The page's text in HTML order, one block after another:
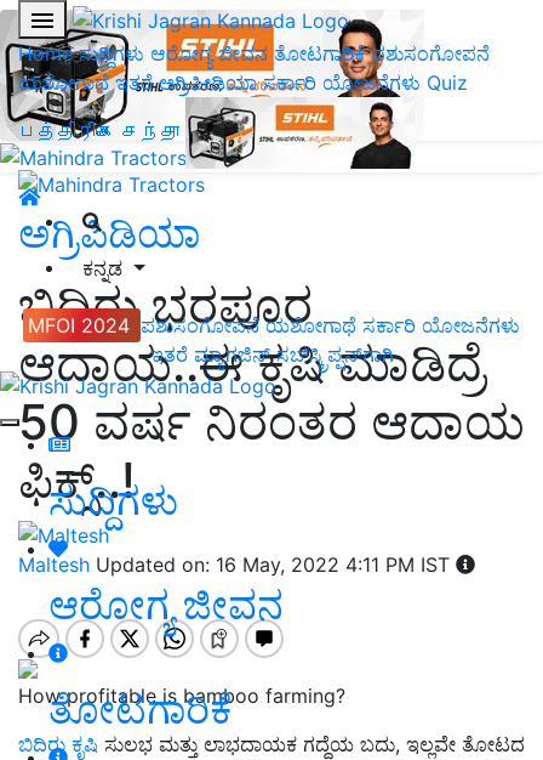
Home ಸುದ್ದಿಗಳು ಆರೋಗ್ಯ ಜೀವನ ತೋಟಗಾರಿಕೆಪಶುಸಂಗೋಪನೆ
ಯಶೋಗಾಥೆ ಇತರೆ ಅಗ್ರಿಪೀಡಿಯಾ ಸರ್ಕಾರಿ ಯೋಜನೆಗಳು Quiz
பத்திரிகை சந்தா
ಕನ್ನಡ
MFOI 2024 ಪಶುಸಂಗೋಪನೆ ಯಶೋಗಾಥೆ ಸರ್ಕಾರಿ ಯೋಜನೆಗಳು
ಇತರೆ ಮ್ಯಾಗಜಿನ್‌ ಸಬ್‌ಸ್ಕ್ರಿಪ್ಷನ್‌ಗಾಗಿ
ಸುದ್ದಿಗಳು
ಆರೋಗ್ಯ ಜೀವನ
ತೋಟಗಾರಿಕೆ
ಅಗ್ರಿಪಿಡಿಯಾ
ಬಿದಿರು ಭರಪೂರ
ಆದಾಯ..ಈ ಕೃಷಿ ಮಾಡಿದ್ರೆ
50 ವರ್ಷ ನಿರಂತರ ಆದಾಯ
ಫಿಕ್ಸ್‌..!
Maltesh Updated on: 16 May, 2022 4:11 PM IST
How profitable is bamboo farming?
ಬಿದಿರು ಕೃಷಿ ಸುಲಭ ಮತ್ತು ಲಾಭದಾಯಕ ಗದ್ದೆಯ ಬದು, ಇಲ್ಲವೇ ತೋಟದ